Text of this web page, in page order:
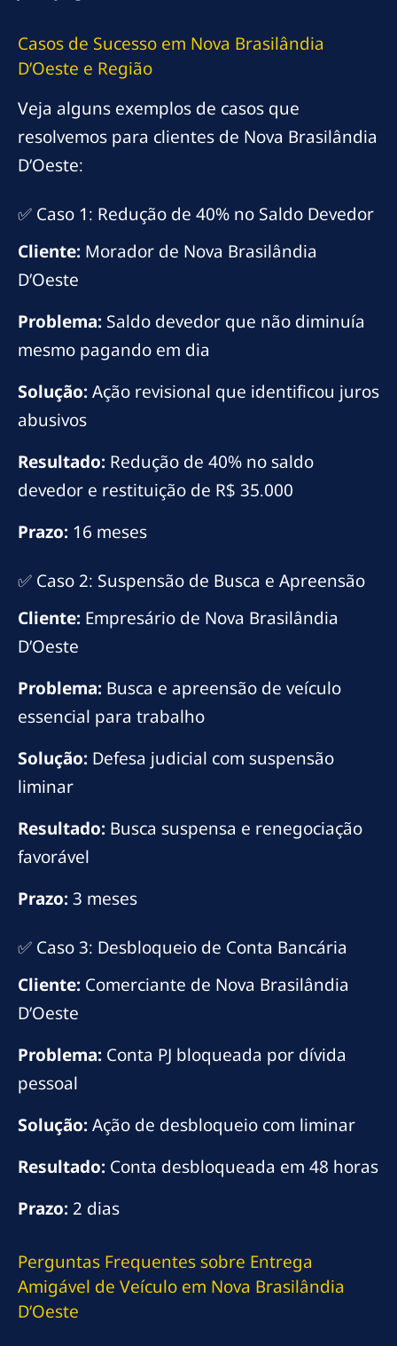
Casos de Sucesso em Nova Brasilândia
D’Oeste e Região
Veja alguns exemplos de casos que
resolvemos para clientes de Nova Brasilândia
D’Oeste:
✅ Caso 1: Redução de 40% no Saldo Devedor
Cliente: Morador de Nova Brasilândia
D’Oeste
Problema: Saldo devedor que não diminuía
mesmo pagando em dia
Solução:Ação revisional que identificou juros
abusivos
Resultado: Redução de 40% no saldo
devedor e restituição de R$ 35.000
Prazo: 16 meses
✅ Caso 2: Suspensão de Busca e Apreensão
Cliente: Empresário de Nova Brasilândia
D’Oeste
Problema: Busca e apreensão de veículo
essencial para trabalho
Solução: Defesa judicial com suspensão
liminar
Resultado: Busca suspensa e renegociação
favorável
Prazo:3 meses
✅ Caso 3: Desbloqueio de Conta Bancária
Cliente: Comerciante de Nova Brasilândia
D’Oeste
Problema: Conta PJ bloqueada por dívida
pessoal
Solução:Ação de desbloqueio com liminar
Resultado: Conta desbloqueada em 48 horas
Prazo: 2 dias
Perguntas Frequentes sobre Entrega
Amigável de Veículo em Nova Brasilândia
D’Oeste